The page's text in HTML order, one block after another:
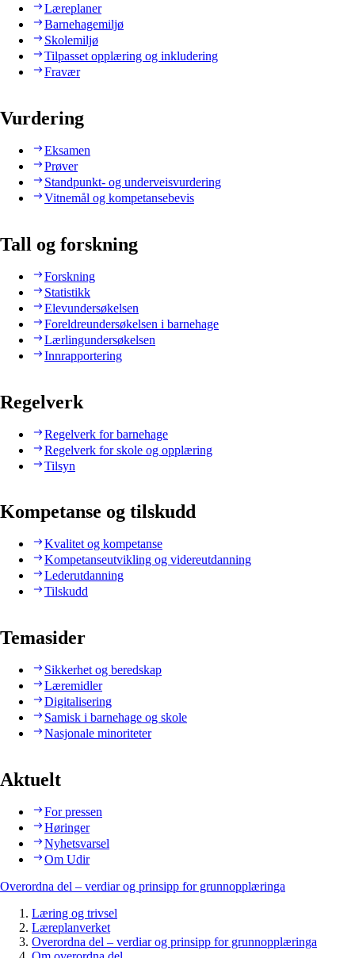
Læreplaner
Barnehagemiljø
Skolemiljø
Tilpasset opplæring og inkludering
Fravær
Vurdering
Eksamen
Prøver
Standpunkt- og underveisvurdering
Vitnemål og kompetansebevis
Tall og forskning
Forskning
Statistikk
Elevundersøkelsen
Foreldreundersøkelsen i barnehage
Lærlingundersøkelsen
Innrapportering
Regelverk
Regelverk for barnehage
Regelverk for skole og opplæring
Tilsyn
Kompetanse og tilskudd
Kvalitet og kompetanse
Kompetanseutvikling og videreutdanning
Lederutdanning
Tilskudd
Temasider
Sikkerhet og beredskap
Læremidler
Digitalisering
Samisk i barnehage og skole
Nasjonale minoriteter
Aktuelt
For pressen
Høringer
Nyhetsvarsel
Om Udir
Overordna del – verdiar og prinsipp for grunnopplæringa
Læring og trivsel
Læreplanverket
Overordna del – verdiar og prinsipp for grunnopplæringa